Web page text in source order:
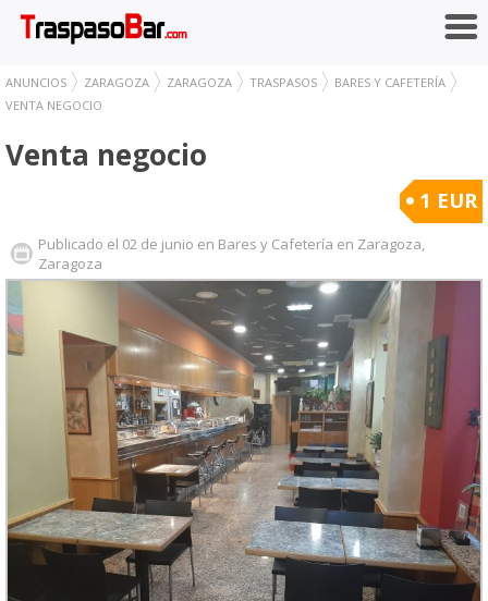
ANUNCIOS ZARAGOZA ZARAGOZA TRASPASOS
BARES Y CAFETERÍA
VENTA NEGOCIO
Venta negocio
1 EUR
Publicado el 02 de junio en Bares y Cafetería en Zaragoza,
Zaragoza